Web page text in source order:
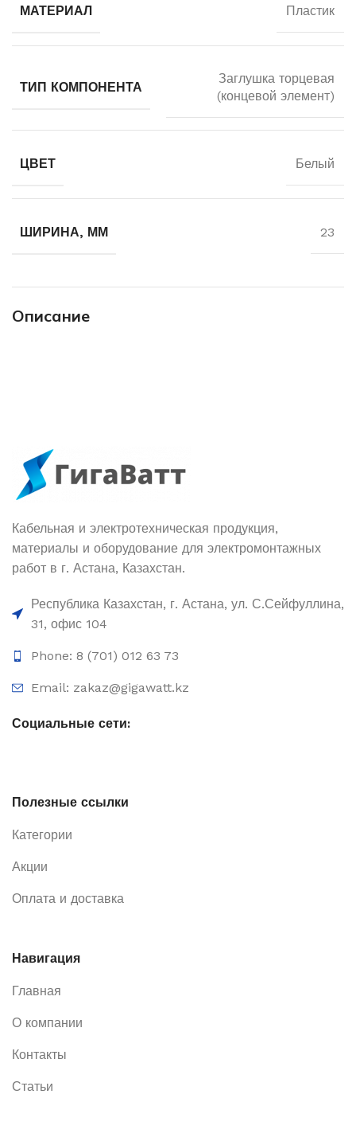
МАТЕРИАЛ Пластик
ТИП КОМПОНЕНТА
Заглушка торцевая
(концевой элемент)
ЦВЕТ Белый
ШИРИНА, ММ 23
Описание
Кабельная и электротехническая продукция,
материалы и оборудование для электромонтажных
работ в г. Астана, Казахстан.
Республика Казахстан, г. Астана, ул. С.Сейфуллина,
31, офис 104
Phone: 8 (701) 012 63 73
Email: zakaz@gigawatt.kz
Социальные сети:
Полезные ссылки
Категории
Акции
Оплата и доставка
Навигация
Главная
О компании
Контакты
Статьи